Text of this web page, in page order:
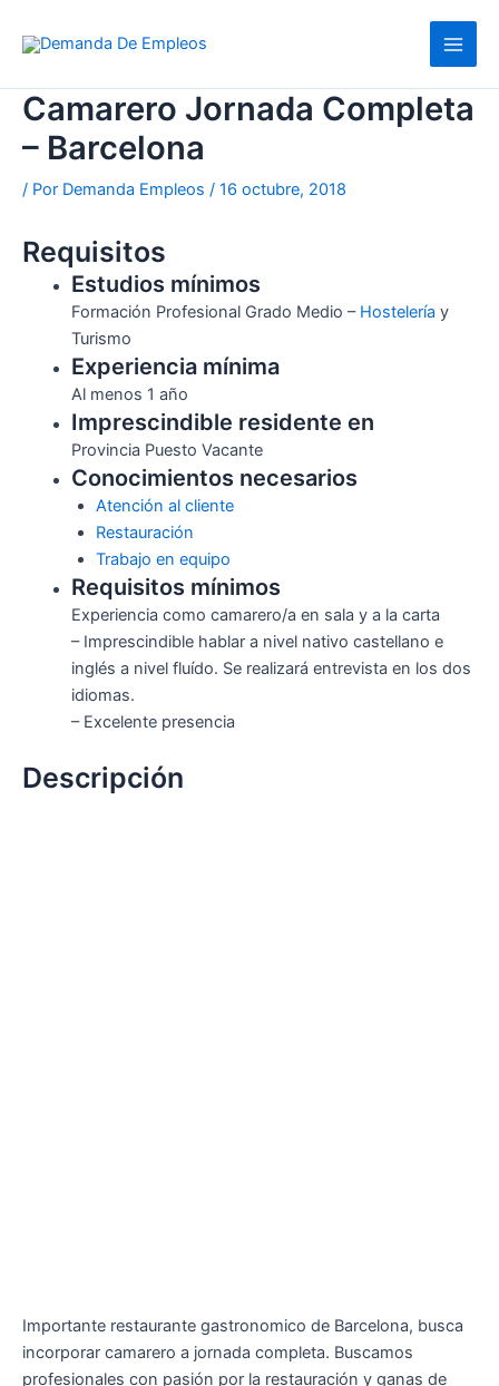
Camarero Jornada Completa
– Barcelona
/ Por Demanda Empleos / 16 octubre, 2018
Requisitos
Estudios mínimos
Formación Profesional Grado Medio – Hostelería y
Turismo
Experiencia mínima
Al menos 1 año
Imprescindible residente en
Provincia Puesto Vacante
Conocimientos necesarios
Atención al cliente
Restauración
Trabajo en equipo
Requisitos mínimos
Experiencia como camarero/a en sala y a la carta
– Imprescindible hablar a nivel nativo castellano e
inglés a nivel fluído. Se realizará entrevista en los dos
idiomas.
– Excelente presencia
Descripción
Importante restaurante gastronomico de Barcelona, busca
incorporar camarero a jornada completa. Buscamos
profesionales con pasión por la restauración y ganas de